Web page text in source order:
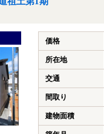
価格
所在地
交通
間取り
建物面積